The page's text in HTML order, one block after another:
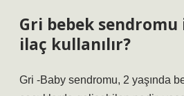
Gri bebek
ilaç kullanılır?
Gri -Baby sendromu, 2 yaşında